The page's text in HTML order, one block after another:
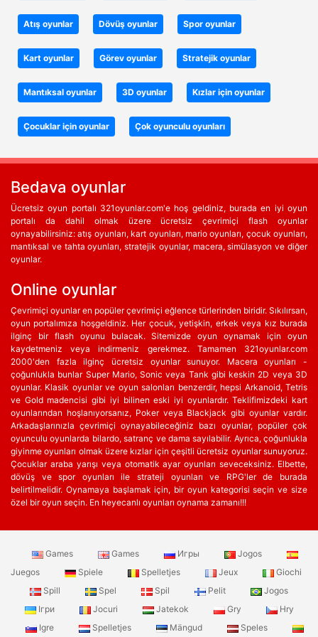
Atış oyunlar Dövüş oyunlar Spor oyunlar
Kart oyunlar Görev oyunlar Stratejik oyunlar
Mantıksal oyunlar 3D oyunlar Kızlar için oyunlar
Çocuklar için oyunlar Çok oyunculu oyunları
Bedava oyunlar
Ücretsiz oyun portalı 321oyunlar.com'e hoş geldiniz, burada en iyi oyun
portalı da dahil olmak üzere ücretsiz çevrimiçi flash oyunlar
oynayabilirsiniz: atış oyunları, kart oyunları, mario oyunları, çocuk oyunları,
mantıksal ve tahta oyunları, stratejik oyunlar, macera, simülasyon ve diğer
oyunlar.
Online oyunlar
Çevrimiçi oyunlar en popüler çevrimiçi eğlence türlerinden biridir. Sıkılırsan,
oyun portalımıza hoşgeldiniz. Her çocuk, yetişkin, erkek veya kız burada
ilginç bir flash oyunu bulacak. Sitemizde oyun oynamak için oyun
kaydetmeniz veya indirmeniz gerekmez. Tamamen 321oyunlar.com
2000'den fazla ilginç ücretsiz oyunlar sunuyor. Macera oyunları -
çoğunlukla bunlar Super Mario, Sonic veya Tank gibi keskin 2D veya 3D
oyunlar. Klasik oyunlar ve oyun salonları benzerdir, hepsi Arkanoid, Tetris
ve Gold madencisi gibi iyi bilinen eski iyi oyunlardır. Teklifimizdeki kart
oyunlarından hoşlanıyorsanız, Poker veya Blackjack gibi oyunlar vardır.
Arkadaşlarınızla çevrimiçi oynayabileceğiniz bazı oyunlar, popüler çok
oyunculu oyunlarda bilardo, satranç ve dama sayılabilir. Ayrıca, çoğunlukla
giyinme oyunları olmak üzere kızlar için çeşitli ücretsiz oyunlar sunuyoruz.
Çocuklar araba yarışı veya otomatik ayar oyunları seveceksiniz. Elbette,
dövüş ve spor oyunları ile strateji oyunları ve RPG'ler de burada
belirtilmelidir. Oynamaya başlamak için, bir oyun kategorisi seçin ve size
özel bir oyun seçin. En heyecanlı oyunları oynama zamanı!!!
Games Games Игры
Jogos
Juegos
Spiele Spelletjes Jeux
Giochi
Spill
Spel Spil Pelit
Jogos
Ігри
Jocuri Jatekok Gry
Hry
Igre
Spelletjes Mängud Speles